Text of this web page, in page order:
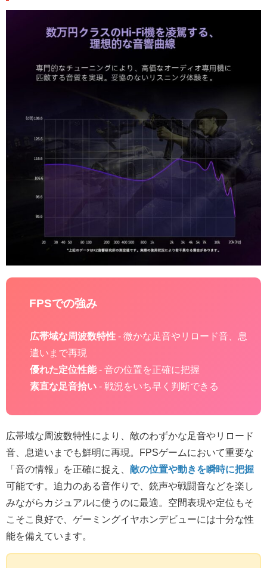
FPSでの強み
広帯域な周波数特性 - 微かな足音やリロード音、息
遣いまで再現
優れた定位性能- 音の位置を正確に把握
素直な足音拾い - 戦況をいち早く判断できる
広帯域な周波数特性により、敵のわずかな足音やリロード
音、息遣いまでも鮮明に再現。FPSゲームにおいて重要な
「音の情報」を正確に捉え、 敵の位置や動きを瞬時に把握
可能です。迫力のある音作りで、銃声や戦闘音などを楽し
みながらカジュアルに使うのに最適。空間表現や定位もそ
こそこ良好で、ゲーミングイヤホンデビューには十分な性
能を備えています。